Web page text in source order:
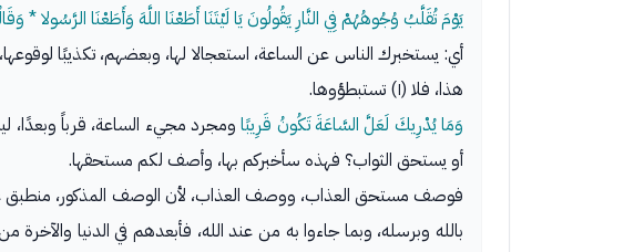
يَوْمَ تُقَلَّبُ وُجُوهُهُمْ فِي النَّارِ يَقُولُونَ يَا لَيْتَنَا أَطَعْنَا اللَّهَ وَأَطَعْنَا الرَّسُولا *
أي: يستخبرك الناس عن الساعة، استعجالا لها، وبعضهم، تكذيبًا
هذا، فلا (١) تستبطؤوها.
وَمَا يُدْرِيكَ لَعَلَّ السَّاعَةَ تَكُونُ قَرِيبًا
أو يستحق الثواب؟ فهذه سأخبركم بها، وأصف لكم مستحقها.
فوصف مستحق العذاب، ووصف العذاب، لأن الوصف المذكور، منطبق
بالله وبرسله، وبما جاءوا به من عند الله، فأبعدهم في الدنيا والآخرة